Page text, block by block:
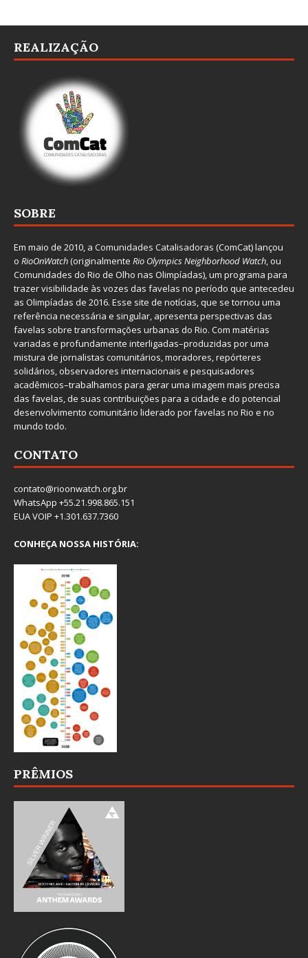
REALIZAÇÃO
SOBRE
Em maio de 2010, a Comunidades Catalisadoras (ComCat) lançou
o RioOnWatch(originalmente Rio Olympics Neighborhood Watch, ou
Comunidades do Rio de Olho nas Olimpíadas), um programa para
trazer visibilidade às vozes das favelas no período que antecedeu
as Olimpíadas de 2016. Esse site de notícias, que se tornou uma
referência necessária e singular, apresenta perspectivas das
favelas sobre transformações urbanas do Rio. Com matérias
variadas e profundamente interligadas–produzidas por uma
mistura de jornalistas comunitários, moradores, repórteres
solidários, observadores internacionais e pesquisadores
acadêmicos–trabalhamos para gerar uma imagem mais precisa
das favelas, de suas contribuições para a cidade e do potencial
desenvolvimento comunitário liderado por favelas no Rio e no
mundo todo.
CONTATO
contato@rioonwatch.org.br
WhatsApp +55.21.998.865.151
EUA VOIP +1.301.637.7360
CONHEÇA NOSSA HISTÓRIA:
PRÊMIOS